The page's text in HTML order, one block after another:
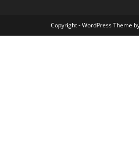
Copyright - WordPress Theme